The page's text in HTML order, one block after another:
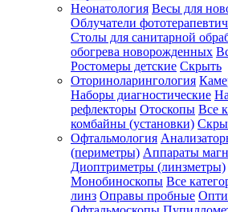
статуса
заказа
Неонатология Весы для
Облучатели
Столы для санитарной
обогрева новорожденных
Ростомеры детские Скрыть
Оториноларингология
Наборы диагностические
рефлекторы Отоскопы Все
комбайны (установки)
Офтальмология
(периметры) Аппараты
Диоптриметры (линзметры)
Монобиноскопы Все
линз Оправы пробные